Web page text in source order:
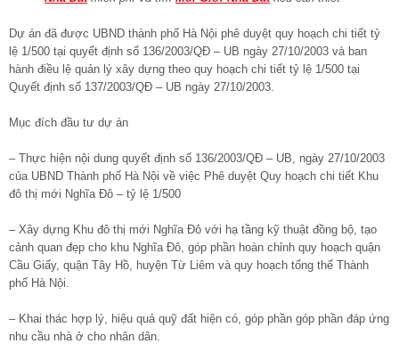
Dự án đã được UBND thành phố Hà Nội phê duyệt quy hoạch chi tiết tỷ
lệ 1/500 tại quyết định số 136/2003/QĐ – UB ngày 27/10/2003 và ban
hành điều lệ quản lý xây dựng theo quy hoạch chi tiết tỷ lệ 1/500 tại
Quyết định số 137/2003/QĐ – UB ngày 27/10/2003.
Mục đích đầu tư dự án
– Thực hiện nội dung quyết định số 136/2003/QĐ – UB, ngày 27/10/2003
của UBND Thành phố Hà Nội về việc Phê duyệt Quy hoạch chi tiết Khu
đô thị mới Nghĩa Đô – tỷ lệ 1/500
– Xây dựng Khu đô thị mới Nghĩa Đô với hạ tầng kỹ thuật đồng bộ, tạo
cảnh quan đẹp cho khu Nghĩa Đô, góp phần hoàn chỉnh quy hoạch quận
Cầu Giấy, quận Tây Hồ, huyện Từ Liêm và quy hoạch tổng thể Thành
phố Hà Nội.
– Khai thác hợp lý, hiệu quả quỹ đất hiện có, góp phần góp phần đáp ứng
nhu cầu nhà ở cho nhân dân.